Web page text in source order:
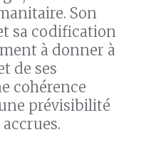
Son
sa codification
à donner à
de ses
cohérence
prévisibilité